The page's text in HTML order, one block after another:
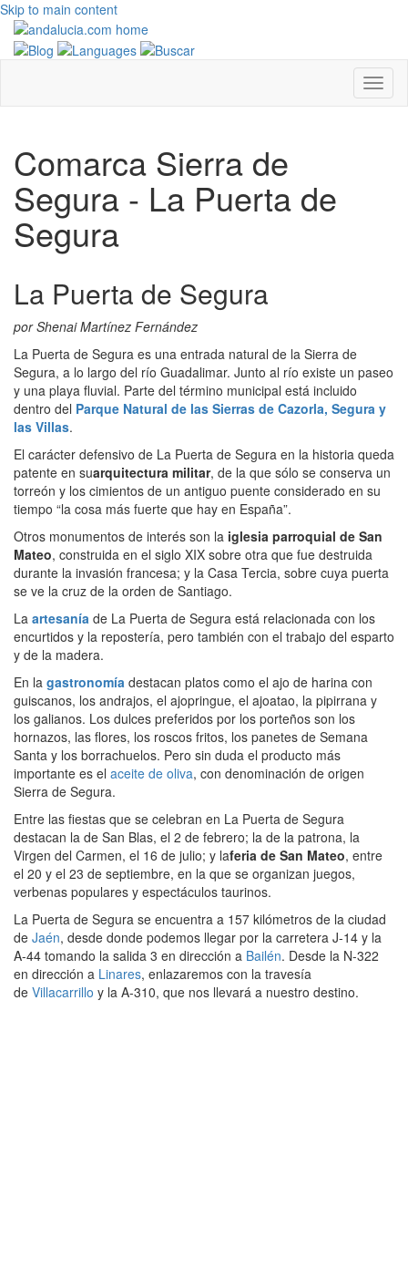
Skip to main content
Comarca Sierra de
Segura - La Puerta de
Segura
La Puerta de Segura
por Shenai Martínez Fernández
La Puerta de Segura es una entrada natural de la Sierra de
Segura, a lo largo del río Guadalimar. Junto al río existe un paseo
y una playa fluvial. Parte del término municipal está incluido
dentro del Parque Natural de las Sierras de Cazorla, Segura y
las Villas.
El carácter defensivo de La Puerta de Segura en la historia queda
patente en suarquitectura militar, de la que sólo se conserva un
torreón y los cimientos de un antiguo puente considerado en su
tiempo “la cosa más fuerte que hay en España”.
Otros monumentos de interés son la iglesia parroquial de San
Mateo, construida en el siglo XIX sobre otra que fue destruida
durante la invasión francesa; y la Casa Tercia, sobre cuya puerta
se ve la cruz de la orden de Santiago.
La artesanía de La Puerta de Segura está relacionada con los
encurtidos y la repostería, pero también con el trabajo del esparto
y de la madera.
En la gastronomía destacan platos como el ajo de harina con
guiscanos, los andrajos, el ajopringue, el ajoatao, la pipirrana y
los galianos. Los dulces preferidos por los porteños son los
hornazos, las flores, los roscos fritos, los panetes de Semana
Santa y los borrachuelos. Pero sin duda el producto más
importante es el aceite de oliva, con denominación de origen
Sierra de Segura.
Entre las fiestas que se celebran en La Puerta de Segura
destacan la de San Blas, el 2 de febrero; la de la patrona, la
Virgen del Carmen, el 16 de julio; y laferia de San Mateo, entre
el 20 y el 23 de septiembre, en la que se organizan juegos,
verbenas populares y espectáculos taurinos.
La Puerta de Segura se encuentra a 157 kilómetros de la ciudad
de Jaén, desde donde podemos llegar por la carretera J-14 y la
A-44 tomando la salida 3 en dirección a Bailén. Desde la N-322
en dirección a Linares, enlazaremos con la travesía
de Villacarrillo y la A-310, que nos llevará a nuestro destino.